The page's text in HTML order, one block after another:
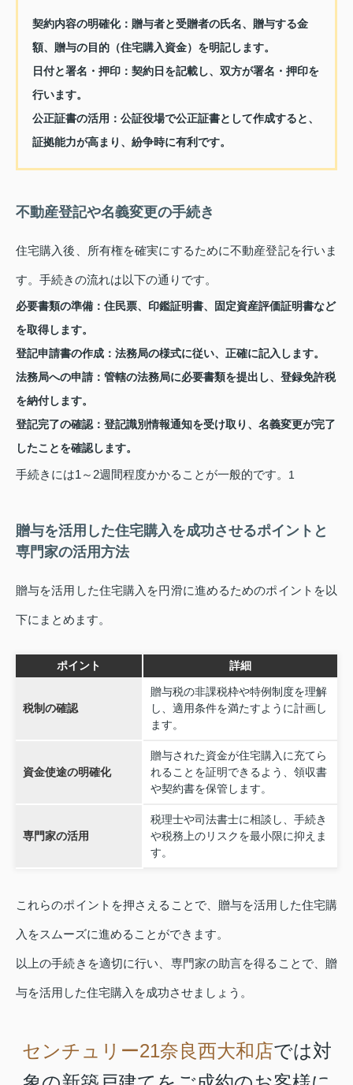
契約内容の明確化： 贈与者と受贈者の氏名、贈与する金
額、贈与の目的（住宅購入資金）を明記します。
日付と署名・押印： 契約日を記載し、双方が署名・押印を
行います。
公正証書の活用： 公証役場で公正証書として作成すると、
証拠能力が高まり、紛争時に有利です。
不動産登記や名義変更の手続き
住宅購入後、所有権を確実にするために不動産登記を行いま
す。手続きの流れは以下の通りです。
必要書類の準備： 住民票、印鑑証明書、固定資産評価証明書など
を取得します。
登記申請書の作成： 法務局の様式に従い、正確に記入します。
法務局への申請： 管轄の法務局に必要書類を提出し、登録免許税
を納付します。
登記完了の確認： 登記識別情報通知を受け取り、名義変更が完了
したことを確認します。
手続きには1～2週間程度かかることが一般的です。 1
贈与を活用した住宅購入を成功させるポイントと
専門家の活用方法
贈与を活用した住宅購入を円滑に進めるためのポイントを以
下にまとめます。
ポイント 詳細
税制の確認
贈与税の非課税枠や特例制度を理解
し、適用条件を満たすように計画し
ます。
資金使途の明確化
贈与された資金が住宅購入に充てら
れることを証明できるよう、領収書
や契約書を保管します。
専門家の活用
税理士や司法書士に相談し、手続き
や税務上のリスクを最小限に抑えま
す。
これらのポイントを押さえることで、贈与を活用した住宅購
入をスムーズに進めることができます。
以上の手続きを適切に行い、専門家の助言を得ることで、贈
与を活用した住宅購入を成功させましょう。
センチュリー21奈良西大和店では対